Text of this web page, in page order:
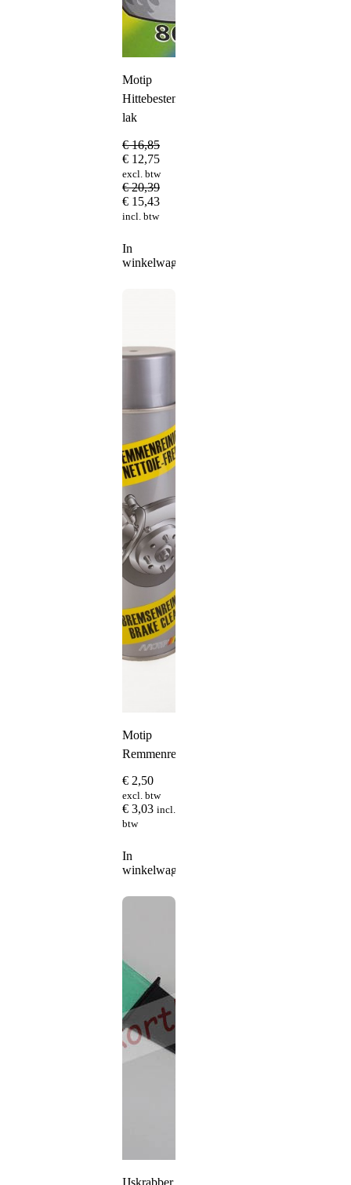
Motip
Hittebestendige
lak
€16,85
€ 12,75
excl. btw
€20,39
€ 15,43
incl. btw
In
winkelwagen
Motip
Remmenreiniger
€ 2,50
excl. btw
€ 3,03 incl.
btw
In
winkelwagen